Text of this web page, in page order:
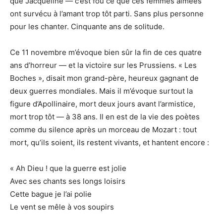
ont survécu à l’amant trop tôt parti. Sans plus personne
pour les chanter. Cinquante ans de solitude.
Ce 11 novembre m’évoque bien sûr la fin de ces quatre
ans d’horreur — et la victoire sur les Prussiens. « Les
Boches », disait mon grand-père, heureux gagnant de
deux guerres mondiales. Mais il m’évoque surtout la
figure d’Apollinaire, mort deux jours avant l’armistice,
mort trop tôt — à 38 ans. Il en est de la vie des poètes
comme du silence après un morceau de Mozart : tout
mort, qu’ils soient, ils restent vivants, et hantent encore :
« Ah Dieu ! que la guerre est jolie
Avec ses chants ses longs loisirs
Cette bague je l’ai polie
Le vent se mêle à vos soupirs